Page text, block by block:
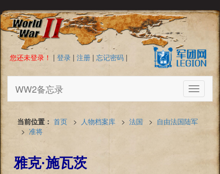
您还未登录！ | 登录 | 注册 | 忘记密码 |
Toggle
WW2备忘录
当前位置： 首页 > 人物档案库 > 法国 > 自由法国陆军
> 准将
雅克·施瓦茨